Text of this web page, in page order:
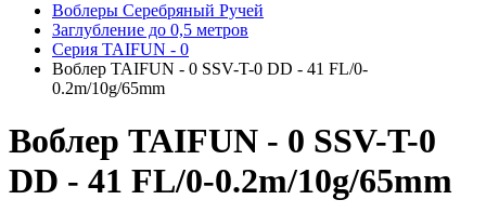
Воблеры Серебряный Ручей
Заглубление до 0,5 метров
Серия TAIFUN - 0
Воблер TAIFUN - 0 SSV-T-0 DD - 41 FL/0-
0.2m/10g/65mm
Воблер TAIFUN - 0 SSV-T-0
DD - 41 FL/0-0.2m/10g/65mm